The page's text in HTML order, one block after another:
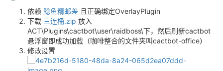
依赖 鲶鱼精邮差 且正确绑定OverlayPlugin
下载 三连桶.zip 放入
ACT\Plugins\cactbot\user\raidboss\下，然后刷新cactbot
悬浮窗即成功加载（咖啡整合的文件夹叫cactbot-office）
修改设置